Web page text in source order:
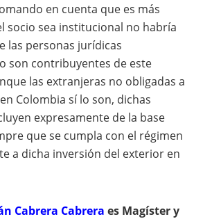
en cuenta que es más
socio sea institucional no habría
las personas jurídicas
son contribuyentes de este
las extranjeras no obligadas a
Colombia sí lo son, dichas
expresamente de la base
que se cumpla con el régimen
a dicha inversión del exterior en
Cabrera Cabrera es Magíster y